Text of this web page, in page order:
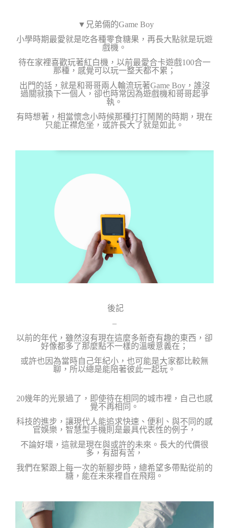
▼兄弟倆的Game Boy
小學時期最愛就是吃各種零食糖果，再長大點就是玩遊
戲機。
待在家裡喜歡玩著紅白機，以前最愛合卡遊戲100合一
那種，感覺可以玩一整天都不累；
出門的話，就是和哥哥兩人輪流玩著Game Boy，誰沒
過關就換下一個人，卻也時常因為遊戲機和哥哥起爭
執。
有時想著，相當懷念小時候那種打打鬧鬧的時期，現在
只能正襟危坐，或許長大了就是如此。
後記
–
以前的年代，雖然沒有現在這麼多新奇有趣的東西，卻
好像都多了那麼點不一樣的溫暖意義在；
或許也因為當時自己年紀小，也可能是大家都比較無
聊，所以總是能陪著彼此一起玩。
20幾年的光景過了，即使待在相同的城市裡，自己也感
覺不再相同。
科技的進步，讓現代人能追求快速、便利、與不同的感
官娛樂，智慧型手機則是最具代表性的例子，
不論好壞，這就是現在與或許的未來。 長大的代價很
多，有甜有苦，
我們在緊跟上每一次的新腳步時， 總希望多帶點從前的
糖，能在未來裡自在飛翔。